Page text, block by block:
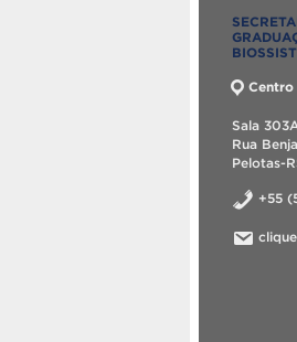
Centro
Sala
Rua
Pelotas-
+55